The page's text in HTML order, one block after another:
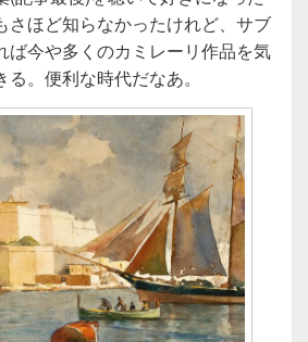
さほど知らなかったけれど、サブ
ば今や多くのカミレーリ作品を気
。便利な時代だなあ。